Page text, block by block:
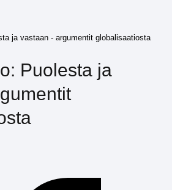
ja vastaan - argumentit globalisaatiosta
Puolesta ja